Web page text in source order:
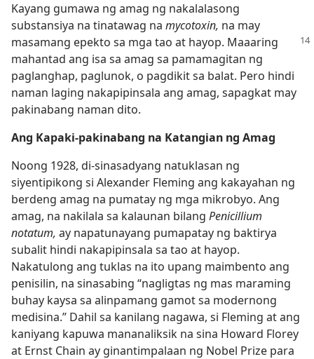
Kayang gumawa ng amag ng nakalalasong
substansiya na tinatawag na mycotoxin, na may
masamang epekto sa mga tao at hayop. Maaaring
mahantad ang isa sa amag sa pamamagitan ng
paglanghap, paglunok, o pagdikit sa balat. Pero hindi
naman laging nakapipinsala ang amag, sapagkat may
pakinabang naman dito.
Ang Kapaki-pakinabang na Katangian ng Amag
Noong 1928, di-sinasadyang natuklasan ng
siyentipikong si Alexander Fleming ang kakayahan ng
berdeng amag na pumatay ng mga mikrobyo. Ang
amag, na nakilala sa kalaunan bilang Penicillium
notatum, ay napatunayang pumapatay ng baktirya
subalit hindi nakapipinsala sa tao at hayop.
Nakatulong ang tuklas na ito upang maimbento ang
penisilin, na sinasabing “nagligtas ng mas maraming
buhay kaysa sa alinpamang gamot sa modernong
medisina.” Dahil sa kanilang nagawa, si Fleming at ang
kaniyang kapuwa mananaliksik na sina Howard Florey
at Ernst Chain ay ginantimpalaan ng Nobel Prize para